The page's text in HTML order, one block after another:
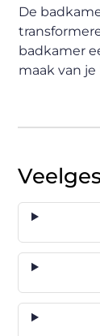
De
badkamer
maak van